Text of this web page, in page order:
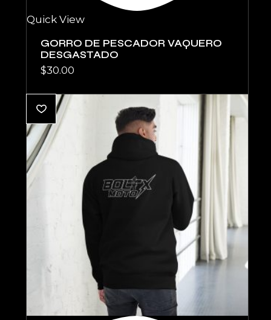
Quick View
GORRO DE PESCADOR VAQUERO
DESGASTADO
$30.00